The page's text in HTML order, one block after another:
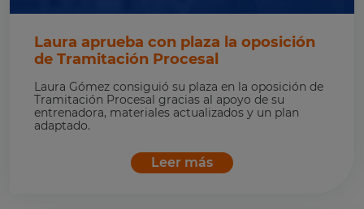
Laura aprueba con plaza la oposición
de Tramitación Procesal
Laura Gómez consiguió su plaza en la oposición de
Tramitación Procesal gracias al apoyo de su
entrenadora, materiales actualizados y un plan
adaptado.
Leer más